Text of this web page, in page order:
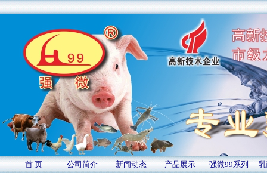
首 页 公司简介 新闻动态 产品展示 强微99系列